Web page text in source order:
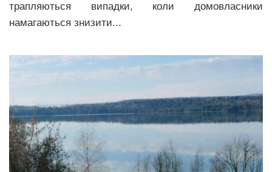
трапляються випадки, коли домовласники
намагаються знизити...